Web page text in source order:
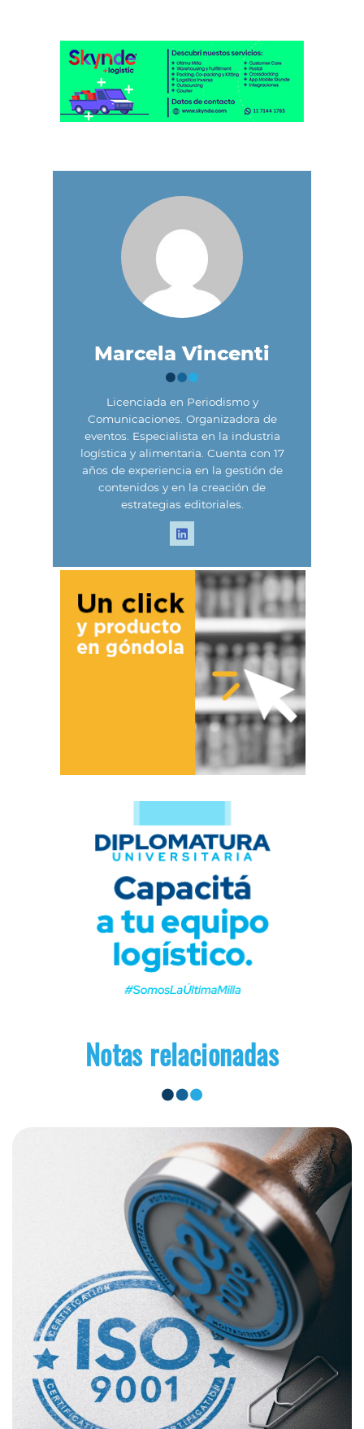
Marcela Vincenti
Licenciada en Periodismo y
Comunicaciones. Organizadora de
eventos. Especialista en la industria
logística y alimentaria. Cuenta con 17
años de experiencia en la gestión de
contenidos y en la creación de
estrategias editoriales.
Notas relacionadas